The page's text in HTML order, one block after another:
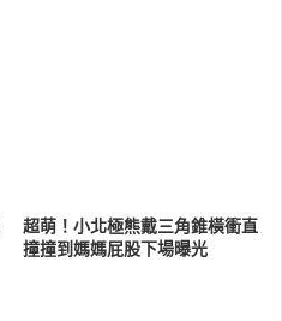
超萌！小北極熊戴三角錐橫衝直
撞撞到媽媽屁股下場曝光